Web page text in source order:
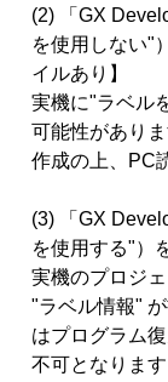
(2) 「GX
を使用しない"
イルあり】
実機に"ラベル
可能性があり
作成の上、PC
(3) 「GX
を使用する"）
実機のプロジ
"ラベル情報"
はプログラム
不可となりま